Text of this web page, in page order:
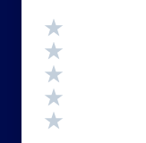
Valutazione